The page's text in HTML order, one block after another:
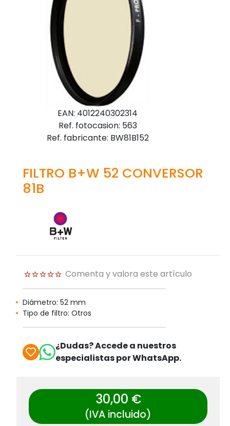
EAN: 4012240302314
Ref. fotocasion: 563
Ref. fabricante: BW81B152
FILTRO B+W 52 CONVERSOR
81B
Comenta y valora este artículo
Diámetro: 52 mm
Tipo de filtro: Otros
¿Dudas? Accede a nuestros
especialistas por WhatsApp.
30,00 €
(IVA incluido)